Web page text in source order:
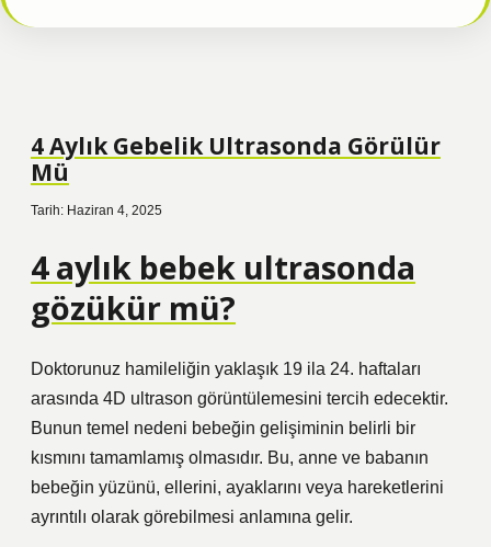
4 Aylık Gebelik Ultrasonda Görülür
Mü
Tarih: Haziran 4, 2025
4 aylık bebek ultrasonda
gözükür mü?
Doktorunuz hamileliğin yaklaşık 19 ila 24. haftaları
arasında 4D ultrason görüntülemesini tercih edecektir.
Bunun temel nedeni bebeğin gelişiminin belirli bir
kısmını tamamlamış olmasıdır. Bu, anne ve babanın
bebeğin yüzünü, ellerini, ayaklarını veya hareketlerini
ayrıntılı olarak görebilmesi anlamına gelir.